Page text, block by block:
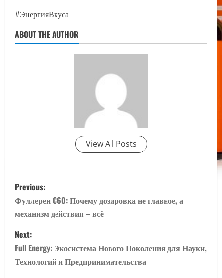
#ЭнергияВкуса
ABOUT THE AUTHOR
View All Posts
P
o
s
t
n
Previous:
Фуллерен C60: Почему дозировка не главное, а
механизм действия – всё
Next:
Full Energy: Экосистема Нового Поколения для Науки,
Технологий и Предпринимательства